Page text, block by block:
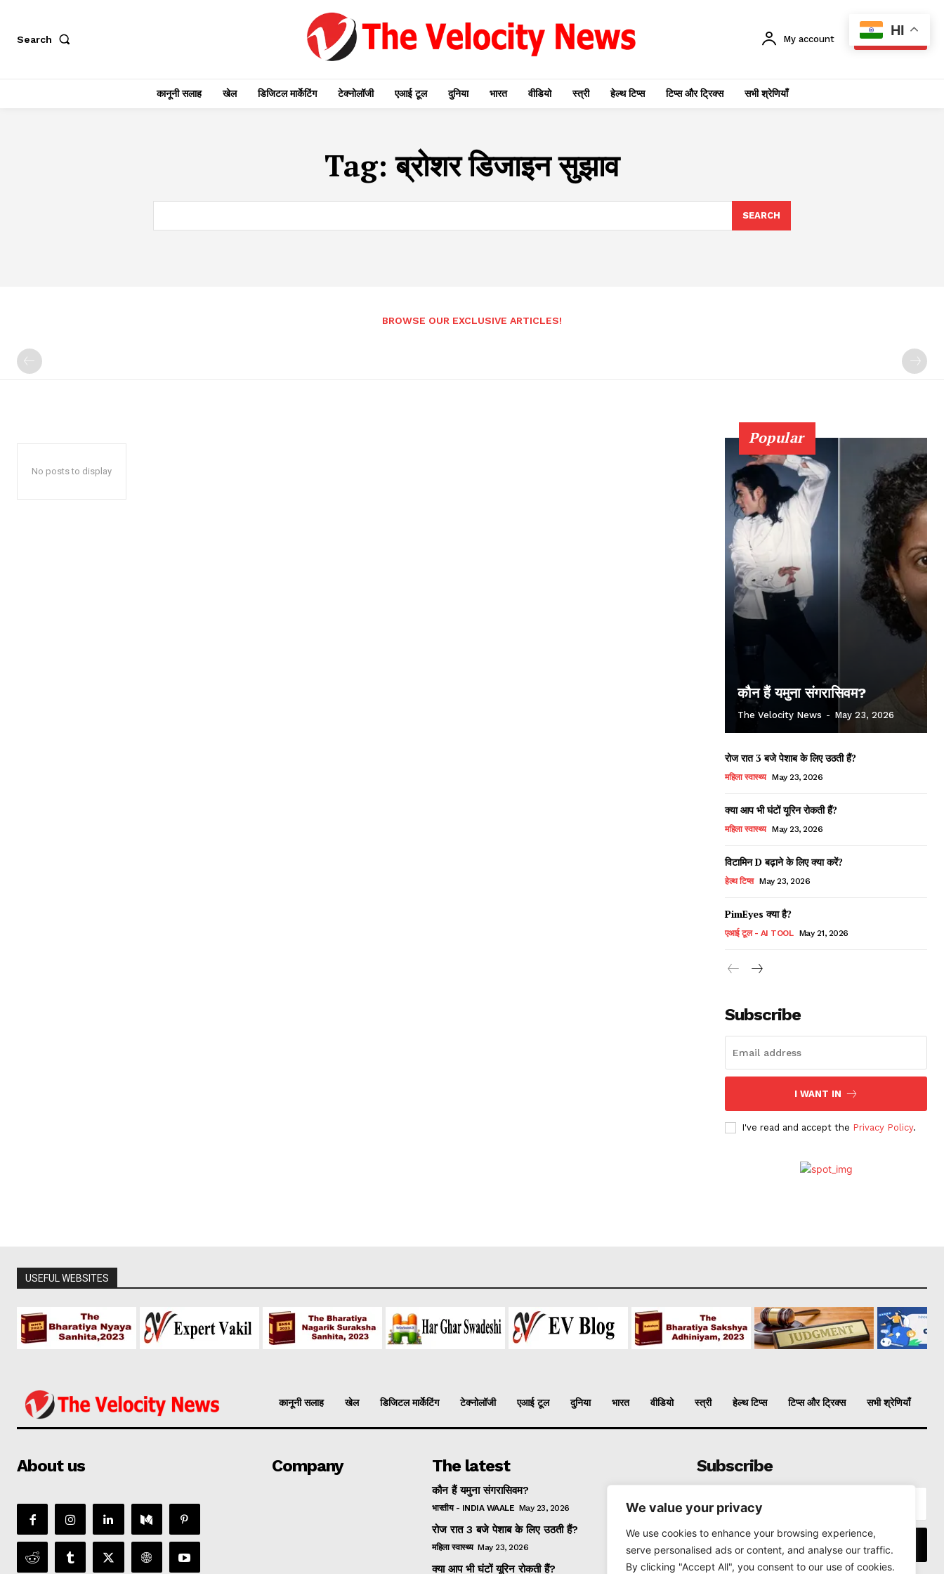
We value your privacy
We use cookies to enhance your browsing experience,
serve personalised ads or content, and analyse our traffic.
By clicking "Accept All", you consent to our use of cookies.
Search My account SUBSCRIBE
कानूनी सलाह खेल डिजिटल मार्केटिंग टेक्नोलॉजी एआई टूल दुनिया भारत वीडियो स्त्री हेल्थ टिप्स टिप्स और ट्रिक्स सभी श्रेणियाँ
Tag:ब्रोशर डिजाइन सुझाव
SEARCH
BROWSE OUR EXCLUSIVE ARTICLES!
No posts to display
Popular
कौन हैं यमुना संगरासिवम?
The Velocity News - May 23, 2026
रोज रात 3 बजे पेशाब के लिए उठती हैं?
महिला स्वास्थ्य May 23, 2026
क्या आप भी घंटों यूरिन रोकती हैं?
महिला स्वास्थ्य May 23, 2026
विटामिन D बढ़ाने के लिए क्या करें?
हेल्थ टिप्स May 23, 2026
PimEyes क्या है?
एआई टूल - AI TOOL May 21, 2026
Subscribe
I WANT IN
I've read and accept the Privacy Policy.
USEFUL WEBSITES
कानूनी सलाह खेल डिजिटल मार्केटिंग टेक्नोलॉजी एआई टूल दुनिया भारत वीडियो स्त्री हेल्थ टिप्स टिप्स और ट्रिक्स सभी श्रेणियाँ
About us Company The latest
कौन हैं यमुना संगरासिवम?
भारतीय - INDIA WAALE May 23, 2026
रोज रात 3 बजे पेशाब के लिए उठती हैं?
महिला स्वास्थ्य May 23, 2026
क्या आप भी घंटों यूरिन रोकती हैं?
Subscribe
I WANT IN
HI